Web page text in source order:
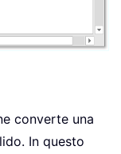
converte una
In questo